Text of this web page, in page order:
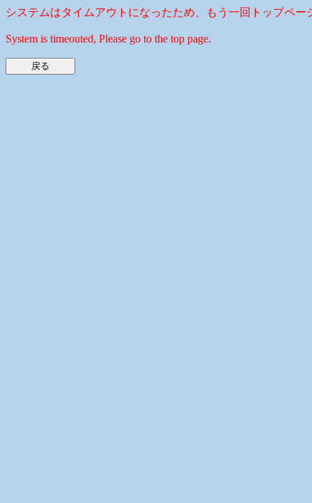
システムはタイムアウトになったため、もう一回トップペー
System is timeouted, Please go to the top page.